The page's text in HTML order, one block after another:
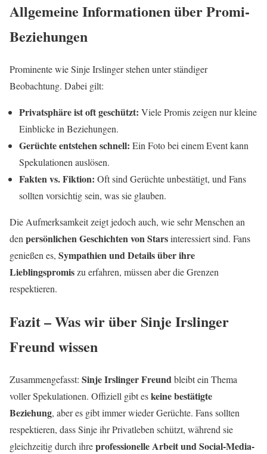
Allgemeine Informationen über Promi-
Beziehungen
Prominente wie Sinje Irslinger stehen unter ständiger
Beobachtung. Dabei gilt:
Privatsphäre ist oft geschützt: Viele Promis zeigen nur kleine
Einblicke in Beziehungen.
Gerüchte entstehen schnell: Ein Foto bei einem Event kann
Spekulationen auslösen.
Fakten vs. Fiktion: Oft sind Gerüchte unbestätigt, und Fans
sollten vorsichtig sein, was sie glauben.
Die Aufmerksamkeit zeigt jedoch auch, wie sehr Menschen an
denpersönlichen Geschichten von Starsinteressiert sind. Fans
genießen es, Sympathien und Details über ihre
Lieblingspromiszu erfahren, müssen aber die Grenzen
respektieren.
Fazit – Was wir über Sinje Irslinger
Freund wissen
Zusammengefasst: Sinje Irslinger Freundbleibt ein Thema
voller Spekulationen. Offiziell gibt eskeine bestätigte
Beziehung, aber es gibt immer wieder Gerüchte. Fans sollten
respektieren, dass Sinje ihr Privatleben schützt, während sie
gleichzeitig durch ihreprofessionelle Arbeit und Social-Media-